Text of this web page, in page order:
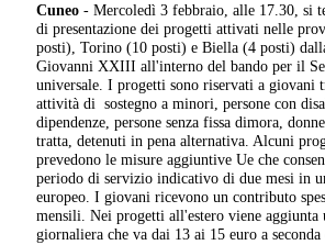
Cuneo - Mercoledì 3 febbraio, alle 17.30, si
di presentazione dei progetti attivati nelle
posti), Torino (10 posti) e Biella (4 posti)
Giovanni XXIII all'interno del bando per il
universale. I progetti sono riservati a giovani
attività di sostegno a minori, persone con
dipendenze, persone senza fissa dimora,
tratta, detenuti in pena alternativa. Alcuni
prevedono le misure aggiuntive Ue che
periodo di servizio indicativo di due mesi in
europeo. I giovani ricevono un contributo
mensili. Nei progetti all'estero viene aggiunta
giornaliera che va dai 13 ai 15 euro a seconda